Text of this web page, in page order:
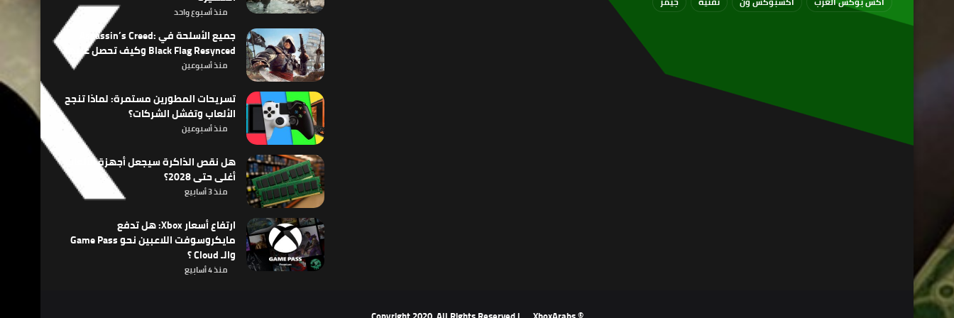
منذ أسبوع واحد
جميع الأسلحة في Assassin’s Creed:
Black Flag Resynced وكيف تحصل عليها
منذ أسبوعين
تسريحات المطورين مستمرة: لماذا تنجح
الألعاب وتفشل الشركات؟
منذ أسبوعين
هل نقص الذاكرة سيجعل أجهزة الألعاب
أغلى حتى 2028؟
منذ 3 أسابيع
ارتفاع أسعار Xbox: هل تدفع
مايكروسوفت اللاعبين نحو Game Pass
والـ Cloud ؟
منذ 4 أسابيع